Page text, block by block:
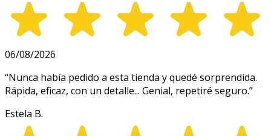
06/08/2026
“Nunca había pedido a esta tienda y quedé sorprendida.
Rápida, eficaz, con un detalle... Genial, repetiré seguro.”
Estela B.